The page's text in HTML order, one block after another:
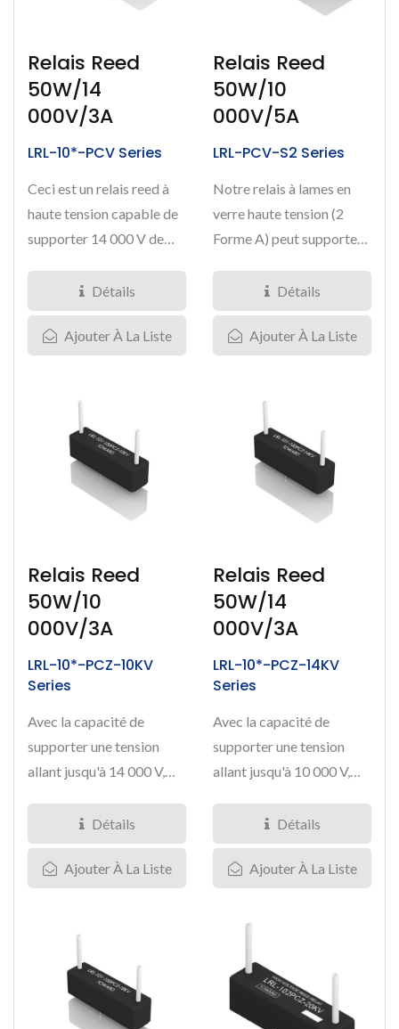
Relais Reed
50W/14
000V/3A
LRL-10*-PCV Series
Ceci est un relais reed à
haute tension capable de
supporter 14 000 V de
Détails
Ajouter À La Liste
Relais Reed
50W/10
000V/5A
LRL-PCV-S2 Series
Notre relais à lames en
verre haute tension (2
Forme A) peut supporter
Détails
Ajouter À La Liste
Relais Reed
50W/10
000V/3A
LRL-10*-PCZ-10KV
Series
Avec la capacité de
supporter une tension
allant jusqu'à 14 000 V,
Détails
Ajouter À La Liste
Relais Reed
50W/14
000V/3A
LRL-10*-PCZ-14KV
Series
Avec la capacité de
supporter une tension
allant jusqu'à 10 000 V,
Détails
Ajouter À La Liste